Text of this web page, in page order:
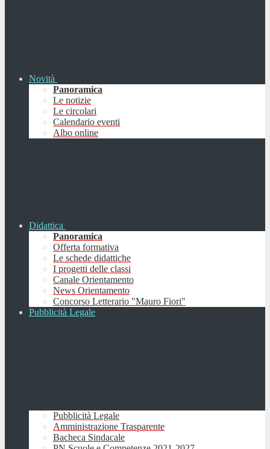
Novità
Panoramica
Le notizie
Le circolari
Calendario eventi
Albo online
Didattica
Panoramica
Offerta formativa
Le schede didattiche
I progetti delle classi
Canale Orientamento
News Orientamento
Concorso Letterario "Mauro Fiori"
Pubblicità Legale
Pubblicità Legale
Amministrazione Trasparente
Bacheca Sindacale